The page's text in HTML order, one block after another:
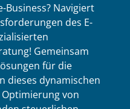
Business? Navigiert
des E-
Gemeinsam
für die
dieses dynamischen
von